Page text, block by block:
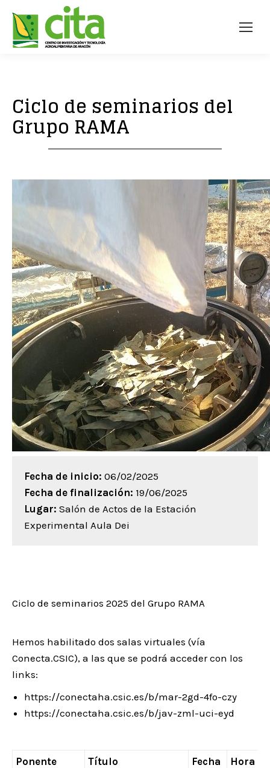
Ciclo de seminarios del
Grupo RAMA
Fecha de inicio: 06/02/2025
Fecha de finalización: 19/06/2025
Lugar: Salón de Actos de la Estación
Experimental Aula Dei
Ciclo de seminarios 2025 del Grupo RAMA
Hemos habilitado dos salas virtuales (vía
Conecta.CSIC), a las que se podrá acceder con los
links:
https://conectaha.csic.es/b/mar-2gd-4fo-czy
https://conectaha.csic.es/b/jav-zml-uci-eyd
Ponente Título Fecha Hora